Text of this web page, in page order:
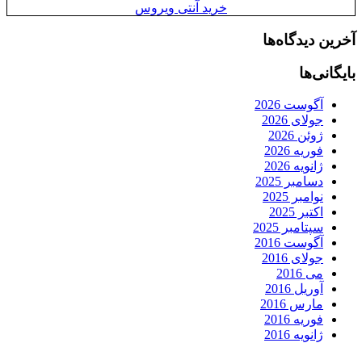
خرید آنتی ویروس
آخرین دیدگاه‌ها
بایگانی‌ها
آگوست 2026
جولای 2026
ژوئن 2026
فوریه 2026
ژانویه 2026
دسامبر 2025
نوامبر 2025
اکتبر 2025
سپتامبر 2025
آگوست 2016
جولای 2016
می 2016
آوریل 2016
مارس 2016
فوریه 2016
ژانویه 2016